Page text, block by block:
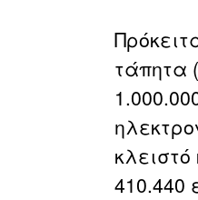
τάπητα
410.440